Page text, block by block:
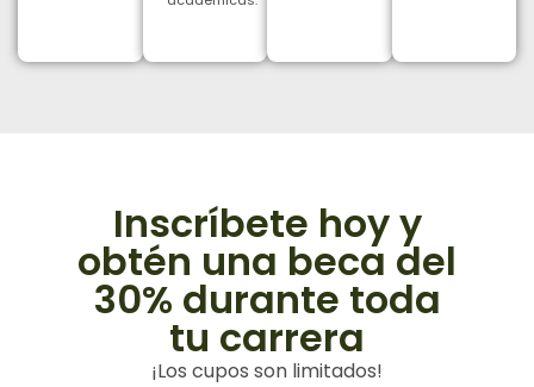
Inscríbete hoy y
obtén una beca del
30% durante toda
tu carrera
¡Los cupos son limitados!